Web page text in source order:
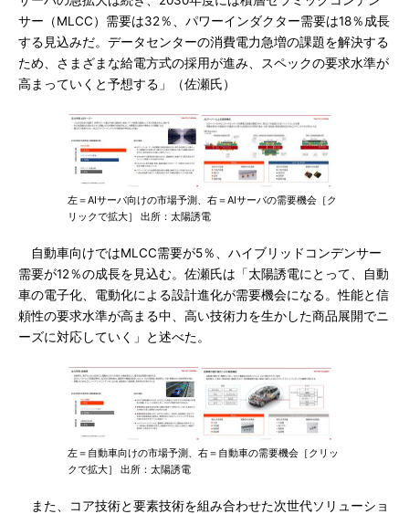
サー（MLCC）需要は32％、パワーインダクター需要は18％成長
する見込みだ。データセンターの消費電力急増の課題を解決する
ため、さまざまな給電方式の採用が進み、スペックの要求水準が
高まっていくと予想する」（佐瀬氏）
左＝AIサーバ向けの市場予測、右＝AIサーバの需要機会［ク
リックで拡大］ 出所：太陽誘電
自動車向けではMLCC需要が5％、ハイブリッドコンデンサー
需要が12％の成長を見込む。佐瀬氏は「太陽誘電にとって、自動
車の電子化、電動化による設計進化が需要機会になる。性能と信
頼性の要求水準が高まる中、高い技術力を生かした商品展開でニ
ーズに対応していく」と述べた。
左＝自動車向けの市場予測、右＝自動車の需要機会［クリッ
クで拡大］ 出所：太陽誘電
また、コア技術と要素技術を組み合わせた次世代ソリューショ